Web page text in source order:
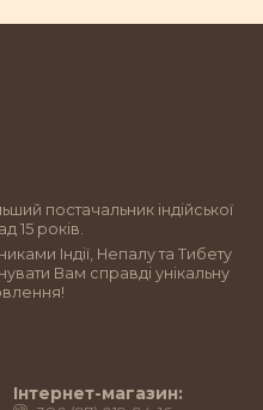
постачальник індійської
15 років.
Індії, Непалу та Тибету
Вам справді унікальну
Інтернет-магазин: